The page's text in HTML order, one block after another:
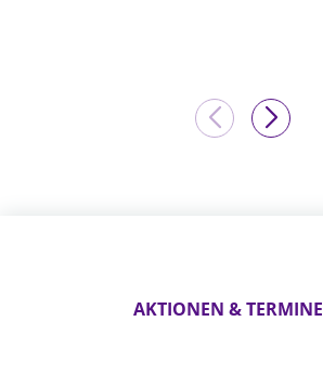
AKTIONEN & TERMINE